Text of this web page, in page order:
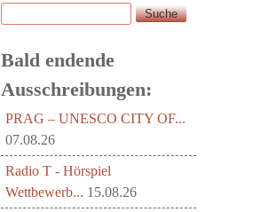
Suchformular
Suche
Bald endende
Ausschreibungen:
PRAG – UNESCO CITY OF...
07.08.26
Radio T - Hörspiel
Wettbewerb... 15.08.26